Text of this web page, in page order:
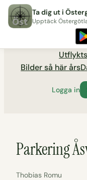
Hoppa
till
Bilder så här års
Logga in
Parkering
Thobias Romu
Ta dig ut i
Upptäck